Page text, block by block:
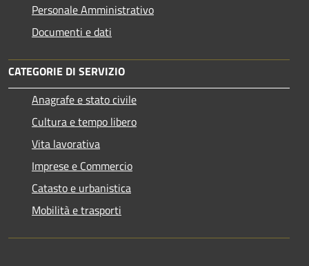
Personale Amministrativo
Documenti e dati
CATEGORIE DI SERVIZIO
Anagrafe e stato civile
Cultura e tempo libero
Vita lavorativa
Imprese e Commercio
Catasto e urbanistica
Mobilità e trasporti